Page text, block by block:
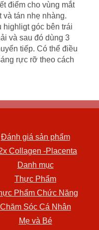
điểm cho vùng mắt
và tán nhẹ nhàng.
highligt góc bên trái
và sau đó dùng 3
tiếp. Có thể điều
rực rỡ theo cách
Đánh giá sản phẩm
Collagen -Placenta
Danh mục
Thực Phẩm
Phẩm Chức Năng
Chăm Sóc Cá Nhân
Mẹ và Bé